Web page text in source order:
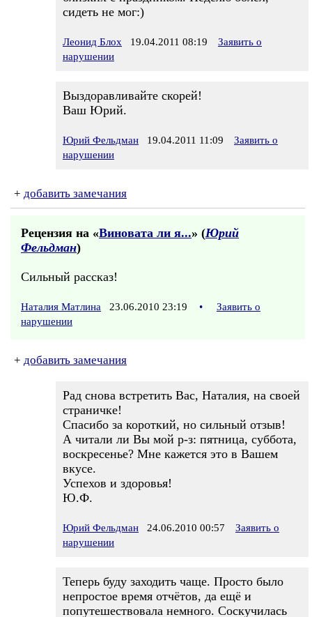
сидеть не мог:)
Леонид Блох 19.04.2011 08:19
Заявить о
нарушении
Выздоравливайте скорей!
Ваш Юрий.
Юрий Фельдман 19.04.2011 11:09
Заявить о
нарушении
+ добавить замечания
Рецензия на «Виновата ли я...» (Юрий
Фельдман)
Сильный рассказ!
Наталия Матлина 23.06.2010 23:19 •
Заявить о
нарушении
+ добавить замечания
Рад снова встретить Вас, Наталия, на своей
страничке!
Спасибо за короткий, но сильный отзыв!
А читали ли Вы мой р-з: пятница, суббота,
воскресенье? Мне кажется это в Вашем
вкусе.
Успехов и здоровья!
Ю.Ф.
Юрий Фельдман 24.06.2010 00:57
Заявить о
нарушении
Теперь буду заходить чаще. Просто было
непростое время отчётов, да ещё и
попутешествовала немного. Соскучилась